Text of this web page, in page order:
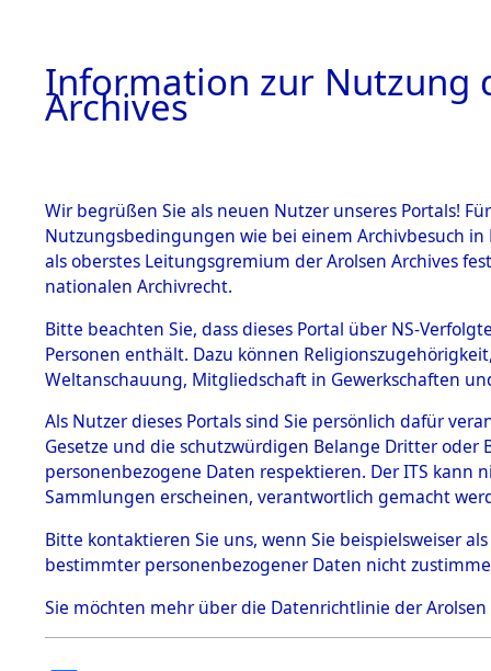
BESTÄNDE
1.
Inhaftierungsdoku
mente
1.2.9 Beim ITS
Effekten
1.2.9.1
Effekten aus
dem KZ
Dachau
Dokument
e
1.2.9.2
Effekten aus
dem KZ
0005
Information zur Nutzung
Archives
Wir begrüßen Sie als neuen Nutzer unseres Portals!
Nutzungsbedingungen wie bei einem Archivbesuch
als oberstes Leitungsgremium der Arolsen Archives
nationalen Archivrecht.
Bitte beachten Sie, dass dieses Portal über NS-
Personen enthält. Dazu können
Weltanschauung, Mitgliedschaft in Gewerkschaften
Als Nutzer dieses Portals sind Sie persönlich dafür
Gesetze und die schutzwürdigen Belange Dritter
personenbezogene Daten respektieren. Der ITS
Sammlungen erscheinen, verantwortlich gemacht
Bitte kontaktieren Sie uns, wenn Sie beispielsweiser
bestimmter personenbezogener Daten nicht
Sie möchten mehr über die Datenrichtlinie der Arolsen